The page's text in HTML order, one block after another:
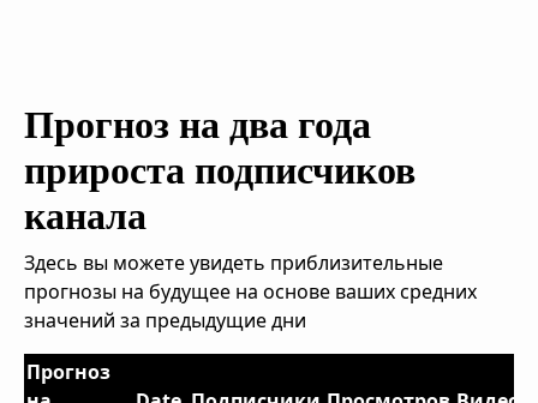
Прогноз на два года
прироста подписчиков
канала
Здесь вы можете увидеть приблизительные
прогнозы на будущее на основе ваших средних
значений за предыдущие дни
Прогноз